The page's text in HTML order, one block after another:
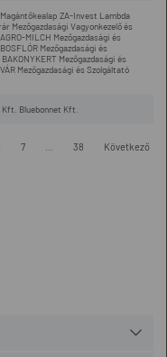
ZA-Invest Lambda
Mezőgazdasági Vagyonkezelő és
MILCH Mezőgazdasági és
Mezőgazdasági és
Mezőgazdasági és
Mezőgazdasági és Szolgáltató
Bluebonnet Kft.
7 38 Következő